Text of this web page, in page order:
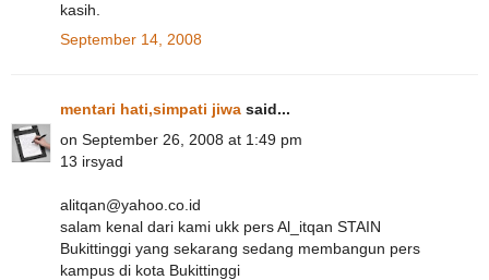
kasih.
September 14, 2008
mentari hati,simpati jiwa said...
on September 26, 2008 at 1:49 pm
13 irsyad
alitqan@yahoo.co.id
salam kenal dari kami ukk pers Al_itqan STAIN
Bukittinggi yang sekarang sedang membangun pers
kampus di kota Bukittinggi